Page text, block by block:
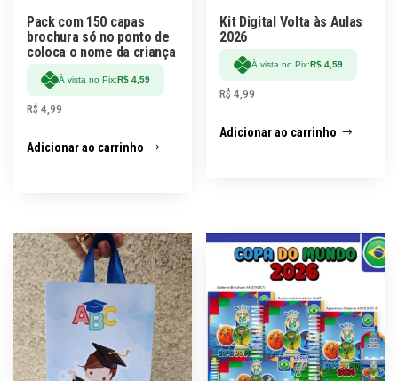
Pack com 150 capas
brochura só no ponto de
coloca o nome da criança
À vista no Pix:R$ 4,59
R$ 4,99
Adicionar ao carrinho
Kit Digital Volta às Aulas
2026
À vista no Pix:R$ 4,59
R$ 4,99
Adicionar ao carrinho